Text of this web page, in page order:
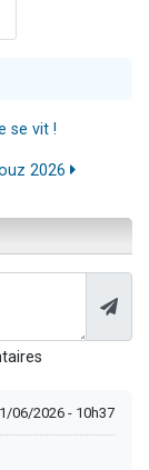
se vit !
2026
06/2026 - 10h37